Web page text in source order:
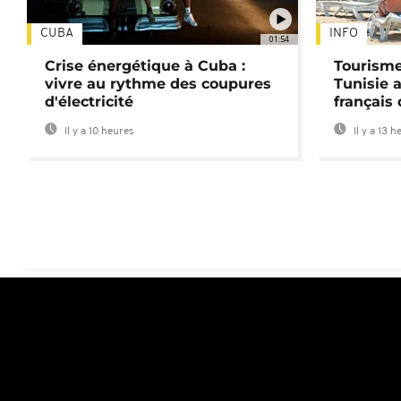
01:54
CUBA
Crise énergétique à Cuba :
vivre au rythme des coupures
d'électricité
Il y a 10 heures
INFO
Tunisie
français
Il y a 13